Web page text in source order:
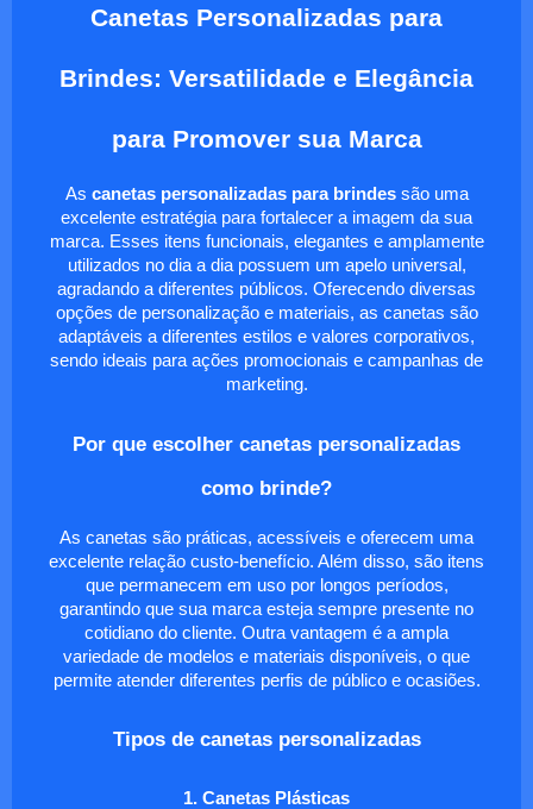
Canetas Personalizadas para
Brindes: Versatilidade e Elegância
para Promover sua Marca
As canetas personalizadas para brindessão uma
excelente estratégia para fortalecer a imagem da sua
marca. Esses itens funcionais, elegantes e amplamente
utilizados no dia a dia possuem um apelo universal,
agradando a diferentes públicos. Oferecendo diversas
opções de personalização e materiais, as canetas são
adaptáveis a diferentes estilos e valores corporativos,
sendo ideais para ações promocionais e campanhas de
marketing.
Por que escolher canetas personalizadas
como brinde?
As canetas são práticas, acessíveis e oferecem uma
excelente relação custo-benefício. Além disso, são itens
que permanecem em uso por longos períodos,
garantindo que sua marca esteja sempre presente no
cotidiano do cliente. Outra vantagem é a ampla
variedade de modelos e materiais disponíveis, o que
permite atender diferentes perfis de público e ocasiões.
Tipos de canetas personalizadas
1. Canetas Plásticas